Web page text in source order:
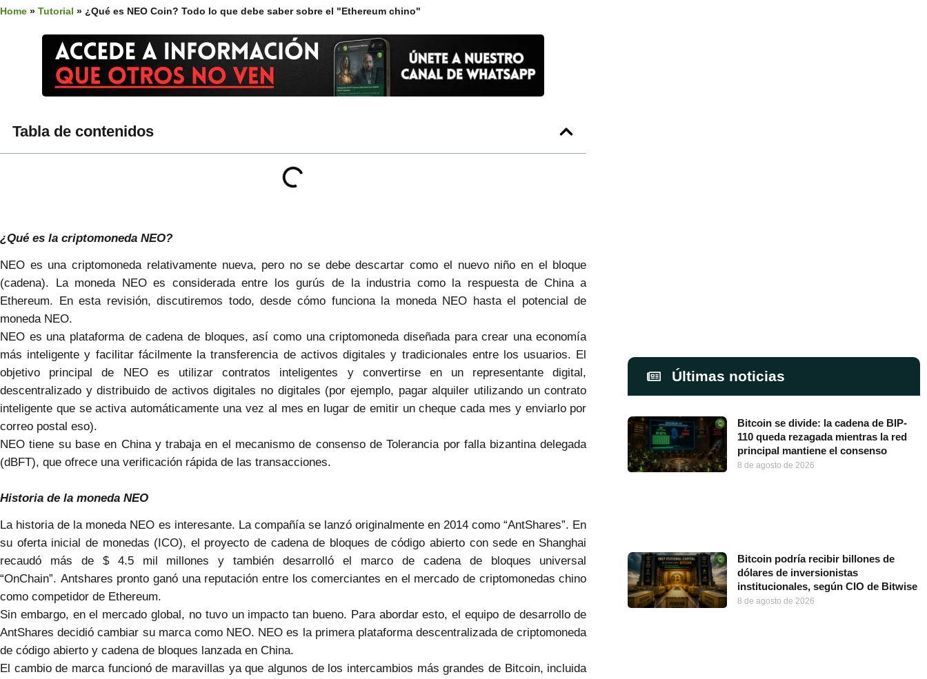
Home » Tutorial » ¿Qué es NEO Coin? Todo lo que debe saber sobre el "Ethereum chino"
Tabla de contenidos
¿Qué es la criptomoneda NEO?
NEO es una criptomoneda relativamente nueva, pero no se debe descartar como el nuevo niño en el bloque
(cadena). La moneda NEO es considerada entre los gurús de la industria como la respuesta de China a
Ethereum. En esta revisión, discutiremos todo, desde cómo funciona la moneda NEO hasta el potencial de
moneda NEO.
NEO es una plataforma de cadena de bloques, así como una criptomoneda diseñada para crear una economía
más inteligente y facilitar fácilmente la transferencia de activos digitales y tradicionales entre los usuarios. El
objetivo principal de NEO es utilizar contratos inteligentes y convertirse en un representante digital,
descentralizado y distribuido de activos digitales no digitales (por ejemplo, pagar alquiler utilizando un contrato
inteligente que se activa automáticamente una vez al mes en lugar de emitir un cheque cada mes y enviarlo por
correo postal eso).
NEO tiene su base en China y trabaja en el mecanismo de consenso de Tolerancia por falla bizantina delegada
(dBFT), que ofrece una verificación rápida de las transacciones.
Historia de la moneda NEO
La historia de la moneda NEO es interesante. La compañía se lanzó originalmente en 2014 como “AntShares”. En
su oferta inicial de monedas (ICO), el proyecto de cadena de bloques de código abierto con sede en Shanghai
recaudó más de $ 4.5 mil millones y también desarrolló el marco de cadena de bloques universal
“OnChain”. Antshares pronto ganó una reputación entre los comerciantes en el mercado de criptomonedas chino
como competidor de Ethereum.
Sin embargo, en el mercado global, no tuvo un impacto tan bueno. Para abordar esto, el equipo de desarrollo de
AntShares decidió cambiar su marca como NEO. NEO es la primera plataforma descentralizada de criptomoneda
de código abierto y cadena de bloques lanzada en China.
El cambio de marca funcionó de maravillas ya que algunos de los intercambios más grandes de Bitcoin, incluida
Últimas noticias
Bitcoin se divide: la cadena de BIP-
110 queda rezagada mientras la red
principal mantiene el consenso
8 de agosto de 2026
Bitcoin podría recibir billones de
dólares de inversionistas
institucionales, según CIO de Bitwise
8 de agosto de 2026